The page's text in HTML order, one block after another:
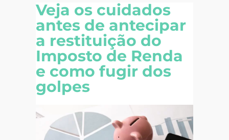
Veja os cuidados
antes de antecipar
a restituição do
Imposto de Renda
e como fugir dos
golpes